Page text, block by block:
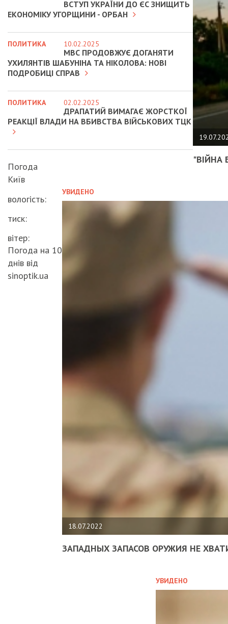
"ВІЙНА
УВИДЕНО
18.07.2022
ЗАПАДНЫХ ЗАПАСОВ ОРУЖИЯ НЕ
УВИДЕНО
ВСТУП УКРАЇНИ ДО ЄС ЗНИЩИТЬ
ЕКОНОМІКУ УГОРЩИНИ - ОРБАН
ПОЛИТИКА 10.02.2025
МВС ПРОДОВЖУЄ ДОГАНЯТИ
УХИЛЯНТІВ ШАБУНІНА ТА НІКОЛОВА: НОВІ
ПОДРОБИЦІ СПРАВ
ПОЛИТИКА 02.02.2025
ДРАПАТИЙ ВИМАГАЄ ЖОРСТКОЇ
РЕАКЦІЇ ВЛАДИ НА ВБИВСТВА ВІЙСЬКОВИХ ТЦК
Погода
Київ
вологість:
тиск:
вітер:
Погода на 10
днів від
sinoptik.ua